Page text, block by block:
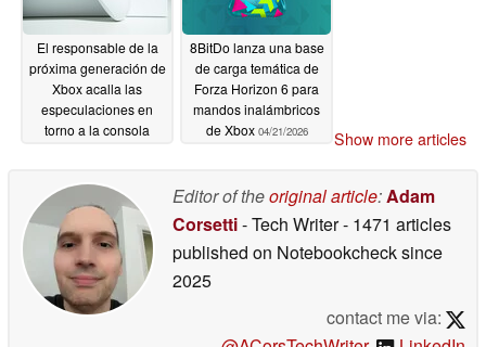
El responsable de la
próxima generación de
Xbox acalla las
especulaciones en
torno a la consola
8BitDo lanza una base
de carga temática de
Forza Horizon 6 para
mandos inalámbricos
de Xbox 04/21/2026 Show more articles
Editor of theoriginal article:Adam
Corsetti- Tech Writer- 1471 articles
published on Notebookchecksince
2025
contact me via: